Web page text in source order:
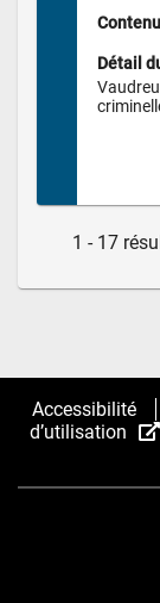
Détail
1 - 17
Accessibilité
d’utilisation